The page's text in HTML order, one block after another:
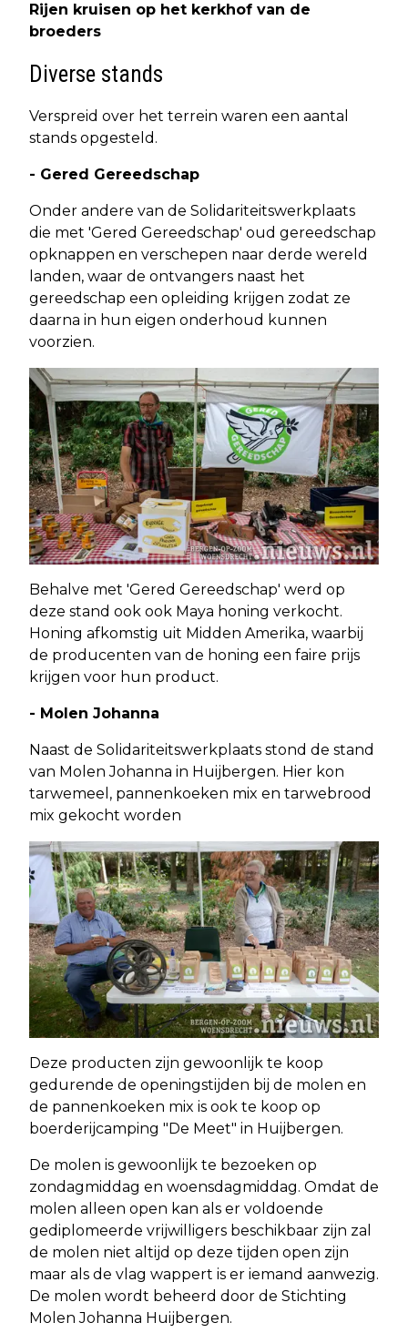
Rijen kruisen op het kerkhof van de
broeders
Diverse stands
Verspreid over het terrein waren een aantal
stands opgesteld.
- Gered Gereedschap
Onder andere van de Solidariteitswerkplaats
die met 'Gered Gereedschap' oud gereedschap
opknappen en verschepen naar derde wereld
landen, waar de ontvangers naast het
gereedschap een opleiding krijgen zodat ze
daarna in hun eigen onderhoud kunnen
voorzien.
Behalve met 'Gered Gereedschap' werd op
deze stand ook ook Maya honing verkocht.
Honing afkomstig uit Midden Amerika, waarbij
de producenten van de honing een faire prijs
krijgen voor hun product.
- Molen Johanna
Naast de Solidariteitswerkplaats stond de stand
van Molen Johanna in Huijbergen. Hier kon
tarwemeel, pannenkoeken mix en tarwebrood
mix gekocht worden
Deze producten zijn gewoonlijk te koop
gedurende de openingstijden bij de molen en
de pannenkoeken mix is ook te koop op
boerderijcamping "De Meet" in Huijbergen.
De molen is gewoonlijk te bezoeken op
zondagmiddag en woensdagmiddag. Omdat de
molen alleen open kan als er voldoende
gediplomeerde vrijwilligers beschikbaar zijn zal
de molen niet altijd op deze tijden open zijn
maar als de vlag wappert is er iemand aanwezig.
De molen wordt beheerd door de Stichting
Molen Johanna Huijbergen.